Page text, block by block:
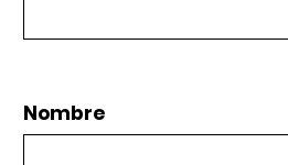
Nombre